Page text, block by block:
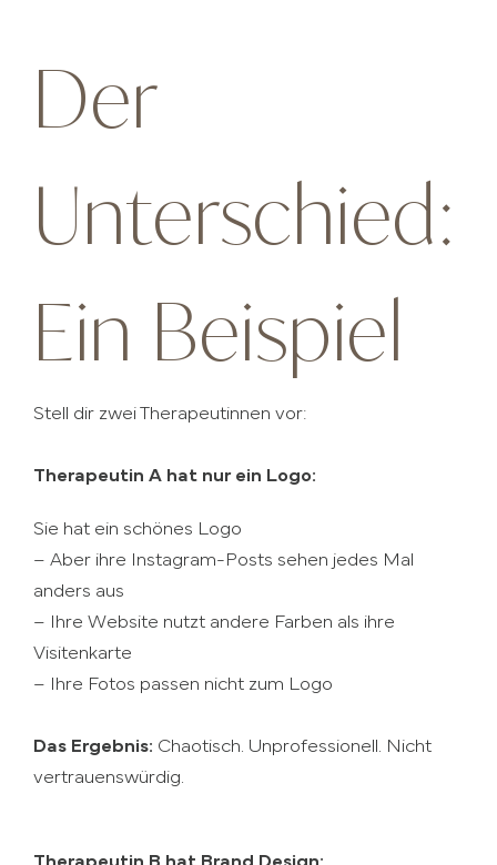
Der
Unterschied:
Ein Beispiel
Stell dir zwei Therapeutinnen vor:
Therapeutin A hat nur ein Logo:
Sie hat ein schönes Logo
– Aber ihre Instagram-Posts sehen jedes Mal
anders aus
– Ihre Website nutzt andere Farben als ihre
Visitenkarte
– Ihre Fotos passen nicht zum Logo
Das Ergebnis: Chaotisch. Unprofessionell. Nicht
vertrauenswürdig.